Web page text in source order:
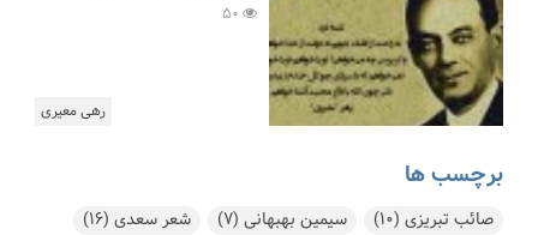
رهی معیری
برچسب ها
صائب تبریزی(10) سیمین بهبهانی(7) شعر سعدی(16)